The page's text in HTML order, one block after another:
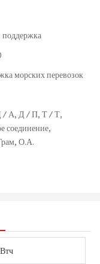
морских перевозок
/ А, Д / П, Т / Т,
соединение,
О.А.